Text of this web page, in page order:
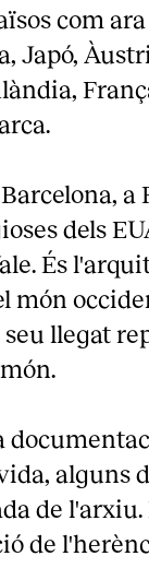
com
Japó,
dels
És
món
llegat
alguns
de l'arxiu.
de